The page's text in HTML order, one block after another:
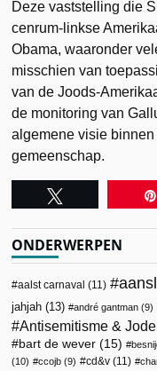
Deze vaststelling die
cenrum-linkse
Obama, waaronder
misschien van
van de Joods-
de monitoring van
algemene visie
gemeenschap.
ONDERWERPEN
aalst carnaval (11)
jahjah (13) andré gantman (9)
Antisemitisme &
bart de wever (15)
(10)
ccojb (9) cd&v (11)